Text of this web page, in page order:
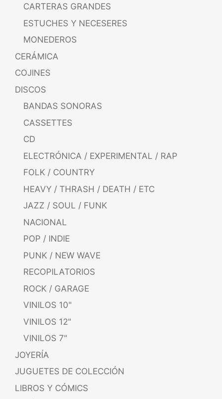
CARTERAS GRANDES
ESTUCHES Y NECESERES
MONEDEROS
CERÁMICA
COJINES
DISCOS
BANDAS SONORAS
CASSETTES
CD
ELECTRÓNICA / EXPERIMENTAL / RAP
FOLK / COUNTRY
HEAVY / THRASH / DEATH / ETC
JAZZ / SOUL / FUNK
NACIONAL
POP / INDIE
PUNK / NEW WAVE
RECOPILATORIOS
ROCK / GARAGE
VINILOS 10"
VINILOS 12"
VINILOS 7"
JOYERÍA
JUGUETES DE COLECCIÓN
LIBROS Y CÓMICS